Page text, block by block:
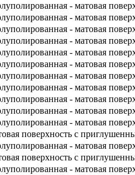
- матовая
- матовая
- матовая
- матовая
- матовая
- матовая
- матовая
- матовая
- матовая
- матовая
- матовая
поверхность с
- матовая
поверхность с
- матовая